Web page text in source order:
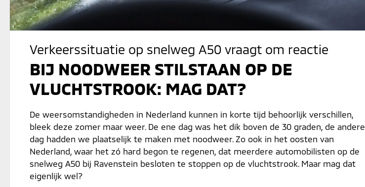
Verkeerssituatie op snelweg A50 vraagt om reactie
BIJ NOODWEER STILSTAAN OP DE
VLUCHTSTROOK: MAG DAT?
De weersomstandigheden in Nederland kunnen in korte tijd behoorlijk verschillen,
bleek deze zomer maar weer. De ene dag was het dik boven de 30 graden, de andere
dag hadden we plaatselijk te maken met noodweer. Zo ook in het oosten van
Nederland, waar het zó hard begon te regenen, dat meerdere automobilisten op de
snelweg A50 bij Ravenstein besloten te stoppen op de vluchtstrook. Maar mag dat
eigenlijk wel?